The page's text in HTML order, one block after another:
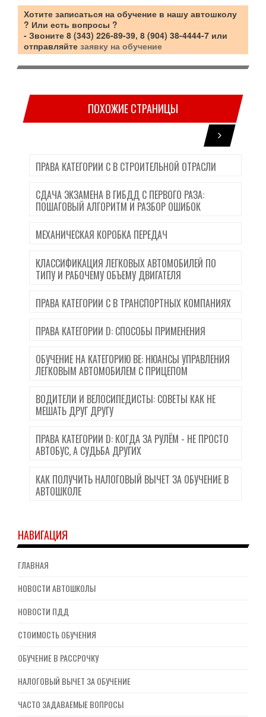
Хотите записаться на обучение в нашу автошколу
? Или есть вопросы ?
- Звоните 8 (343) 226-89-39, 8 (904) 38-4444-7 или
отправляйте заявку на обучение
ПОХОЖИЕ СТРАНИЦЫ
ПРАВА КАТЕГОРИИ C В СТРОИТЕЛЬНОЙ ОТРАСЛИ
СДАЧА ЭКЗАМЕНА В ГИБДД С ПЕРВОГО РАЗА:
ПОШАГОВЫЙ АЛГОРИТМ И РАЗБОР ОШИБОК
МЕХАНИЧЕСКАЯ КОРОБКА ПЕРЕДАЧ
КЛАССИФИКАЦИЯ ЛЕГКОВЫХ АВТОМОБИЛЕЙ ПО
ТИПУ И РАБОЧЕМУ ОБЪЕМУ ДВИГАТЕЛЯ
ПРАВА КАТЕГОРИИ C В ТРАНСПОРТНЫХ КОМПАНИЯХ
ПРАВА КАТЕГОРИИ D: СПОСОБЫ ПРИМЕНЕНИЯ
ОБУЧЕНИЕ НА КАТЕГОРИЮ BE: НЮАНСЫ УПРАВЛЕНИЯ
ЛЕГКОВЫМ АВТОМОБИЛЕМ С ПРИЦЕПОМ
ВОДИТЕЛИ И ВЕЛОСИПЕДИСТЫ: СОВЕТЫ КАК НЕ
МЕШАТЬ ДРУГ ДРУГУ
ПРАВА КАТЕГОРИИ D: КОГДА ЗА РУЛЁМ - НЕ ПРОСТО
АВТОБУС, А СУДЬБА ДРУГИХ
КАК ПОЛУЧИТЬ НАЛОГОВЫЙ ВЫЧЕТ ЗА ОБУЧЕНИЕ В
АВТОШКОЛЕ
НАВИГАЦИЯ
ГЛАВНАЯ
НОВОСТИ АВТОШКОЛЫ
НОВОСТИ ПДД
СТОИМОСТЬ ОБУЧЕНИЯ
ОБУЧЕНИЕ В РАССРОЧКУ
НАЛОГОВЫЙ ВЫЧЕТ ЗА ОБУЧЕНИЕ
ЧАСТО ЗАДАВАЕМЫЕ ВОПРОСЫ